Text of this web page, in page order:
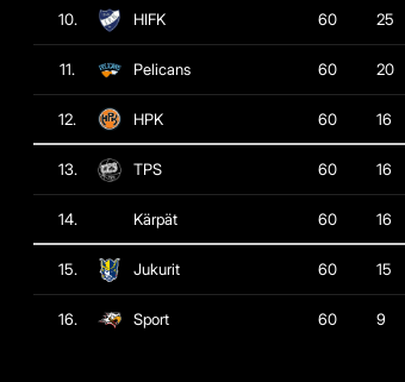
10. HIFK 60 25
11. Pelicans 60 20
12. HPK 60 16
13. TPS 60 16
14. Kärpät 60 16
15. Jukurit 60 15
16. Sport 60 9